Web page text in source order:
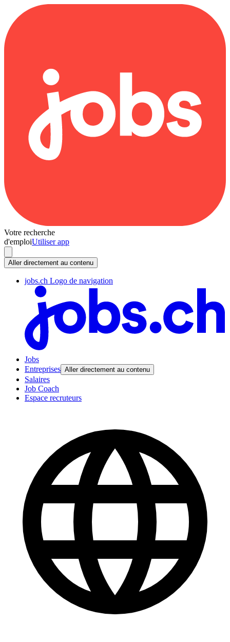
Votre recherche
d'emploiUtiliser app
Aller directement au contenu
jobs.ch Logo de navigation
Jobs
Entreprises Aller directement au contenu
Salaires
Job Coach
Espace recruteurs